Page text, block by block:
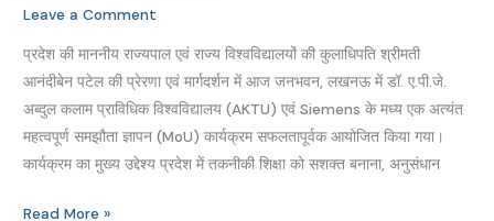
Leave a Comment
प्रदेश की माननीय राज्यपाल एवं राज्य विश्वविद्यालयों की कुलाधिपति श्रीमती
आनंदीबेन पटेल की प्रेरणा एवं मार्गदर्शन में आज जनभवन, लखनऊ में डॉ. ए.पी.जे.
अब्दुल कलाम प्राविधिक विश्वविद्यालय (AKTU) एवं Siemens के मध्य एक अत्यंत
महत्वपूर्ण समझौता ज्ञापन (MoU) कार्यक्रम सफलतापूर्वक आयोजित किया गया।
कार्यक्रम का मुख्य उद्देश्य प्रदेश में तकनीकी शिक्षा को सशक्त बनाना, अनुसंधान
Lucknow
and
Siemens
Read More »